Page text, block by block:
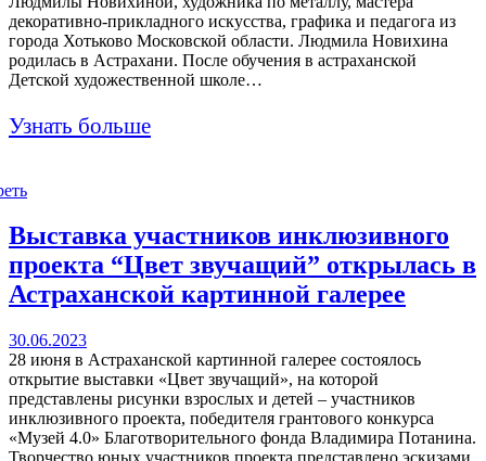
декоративно-прикладного искусства, графика и педагога из
города Хотьково Московской области. Людмила Новихина
родилась в Астрахани. После обучения в астраханской
Детской художественной школе…
Узнать больше
Выставка участников инклюзивного
проекта “Цвет звучащий” открылась в
Астраханской картинной галерее
30.06.2023
28 июня в Астраханской картинной галерее состоялось
открытие выставки «Цвет звучащий», на которой
представлены рисунки взрослых и детей – участников
инклюзивного проекта, победителя грантового конкурса
«Музей 4.0» Благотворительного фонда Владимира Потанина.